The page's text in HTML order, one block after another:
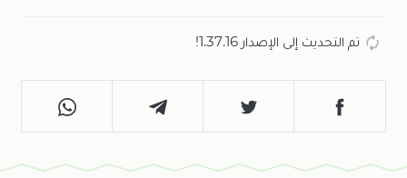
تم التحديث إلى الإصدار 1.37.16!